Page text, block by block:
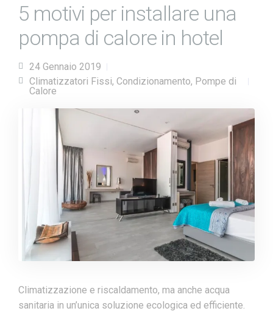
5 motivi per installare una
pompa di calore in hotel
24 Gennaio 2019
Climatizzatori Fissi, Condizionamento, Pompe di
Calore
Climatizzazione e riscaldamento, ma anche acqua
sanitaria in un’unica soluzione ecologica ed efficiente.